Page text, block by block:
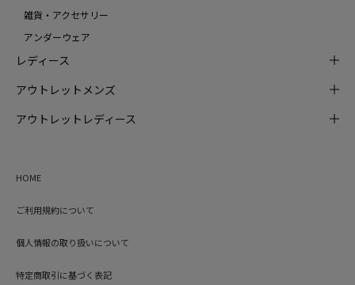
雑貨・アクセサリー
アンダーウェア
レディース
アウトレットメンズ
アウトレットレディース
HOME
ご利用規約について
個人情報の取り扱いについて
特定商取引に基づく表記